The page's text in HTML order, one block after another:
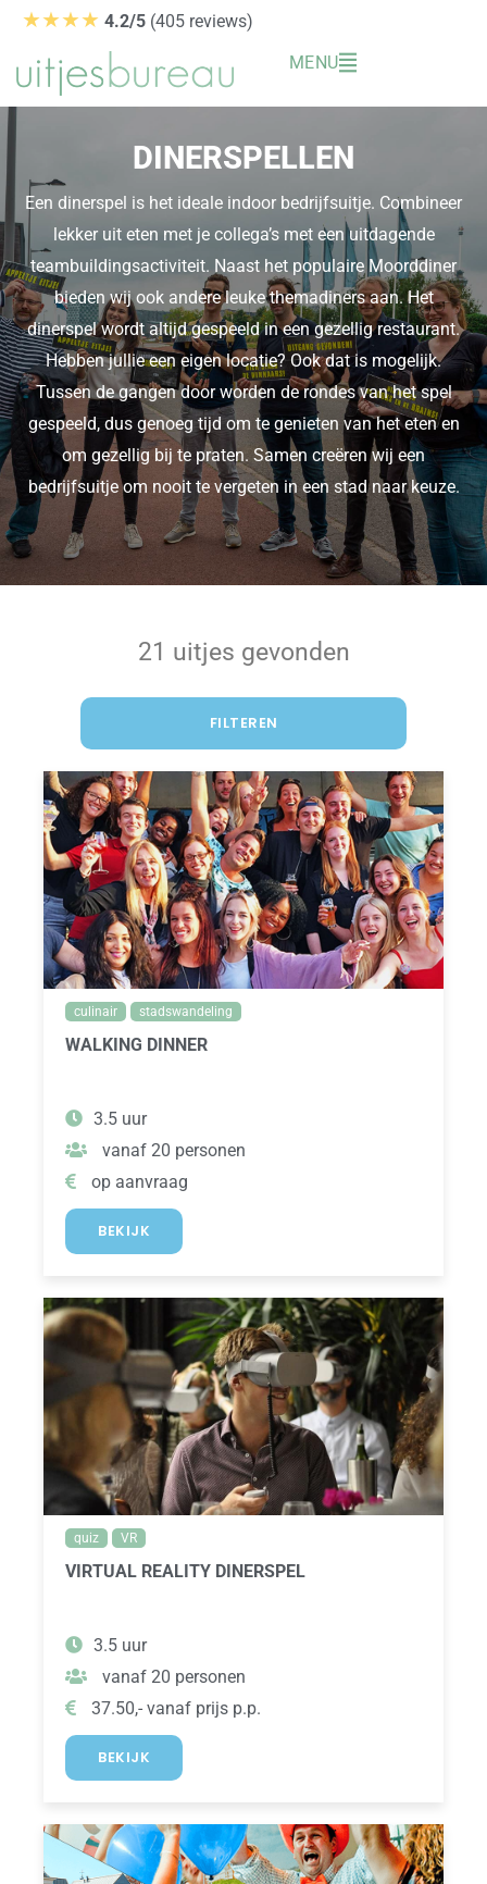
de
inhoud
★★★★ 4.2/5 (405 reviews)
MENU
DINERSPELLEN
Een dinerspel is het ideale indoor bedrijfsuitje. Combineer
lekker uit eten met je collega’s met een uitdagende
teambuildingsactiviteit. Naast het populaire Moorddiner
bieden wij ook andere leuke themadiners aan. Het
dinerspel wordt altijd gespeeld in een gezellig restaurant.
Hebben jullie een eigen locatie? Ook dat is mogelijk.
Tussen de gangen door worden de rondes van het spel
gespeeld, dus genoeg tijd om te genieten van het eten en
om gezellig bij te praten. Samen creëren wij een
bedrijfsuitje om nooit te vergeten in een stad naar keuze.
21 uitjes gevonden
FILTEREN
culinair stadswandeling
WALKING DINNER
3.5 uur
vanaf 20 personen
op aanvraag
BEKIJK
quiz VR
VIRTUAL REALITY DINERSPEL
3.5 uur
vanaf 20 personen
37.50,- vanaf prijs p.p.
BEKIJK